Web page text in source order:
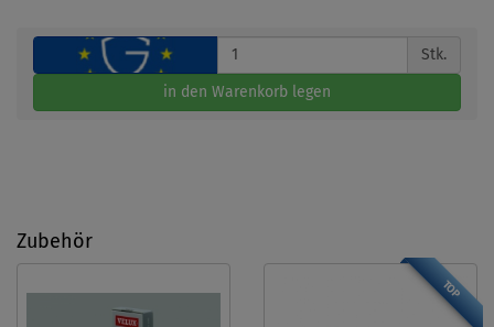
Stk.
in den Warenkorb legen
Zubehör
TOP